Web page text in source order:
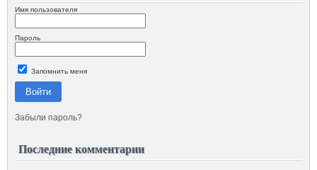
Имя пользователя
Пароль
Запомнить меня
Войти
Забыли пароль?
Последние комментарии